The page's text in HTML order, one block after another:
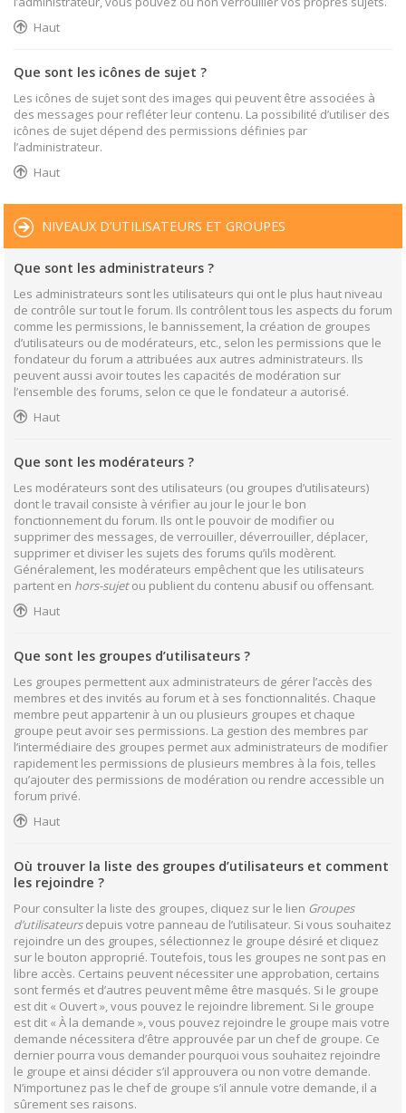
Haut
Que sont les icônes de sujet ?
Les icônes de sujet sont des images qui peuvent être associées à
des messages pour refléter leur contenu. La possibilité d’utiliser des
icônes de sujet dépend des permissions définies par
l’administrateur.
Haut
NIVEAUX D’UTILISATEURS ET GROUPES
Que sont les administrateurs ?
Les administrateurs sont les utilisateurs qui ont le plus haut niveau
de contrôle sur tout le forum. Ils contrôlent tous les aspects du forum
comme les permissions, le bannissement, la création de groupes
d’utilisateurs ou de modérateurs, etc., selon les permissions que le
fondateur du forum a attribuées aux autres administrateurs. Ils
peuvent aussi avoir toutes les capacités de modération sur
l’ensemble des forums, selon ce que le fondateur a autorisé.
Haut
Que sont les modérateurs ?
Les modérateurs sont des utilisateurs (ou groupes d’utilisateurs)
dont le travail consiste à vérifier au jour le jour le bon
fonctionnement du forum. Ils ont le pouvoir de modifier ou
supprimer des messages, de verrouiller, déverrouiller, déplacer,
supprimer et diviser les sujets des forums qu’ils modèrent.
Généralement, les modérateurs empêchent que les utilisateurs
partent en hors-sujetou publient du contenu abusif ou offensant.
Haut
Que sont les groupes d’utilisateurs ?
Les groupes permettent aux administrateurs de gérer l’accès des
membres et des invités au forum et à ses fonctionnalités. Chaque
membre peut appartenir à un ou plusieurs groupes et chaque
groupe peut avoir ses permissions. La gestion des membres par
l’intermédiaire des groupes permet aux administrateurs de modifier
rapidement les permissions de plusieurs membres à la fois, telles
qu’ajouter des permissions de modération ou rendre accessible un
forum privé.
Haut
Où trouver la liste des groupes d’utilisateurs et comment
les rejoindre ?
Pour consulter la liste des groupes, cliquez sur le lien Groupes
d’utilisateursdepuis votre panneau de l’utilisateur. Si vous souhaitez
rejoindre un des groupes, sélectionnez le groupe désiré et cliquez
sur le bouton approprié. Toutefois, tous les groupes ne sont pas en
libre accès. Certains peuvent nécessiter une approbation, certains
sont fermés et d’autres peuvent même être masqués. Si le groupe
est dit « Ouvert », vous pouvez le rejoindre librement. Si le groupe
est dit « À la demande », vous pouvez rejoindre le groupe mais votre
demande nécessitera d’être approuvée par un chef de groupe. Ce
dernier pourra vous demander pourquoi vous souhaitez rejoindre
le groupe et ainsi décider s’il approuvera ou non votre demande.
N’importunez pas le chef de groupe s’il annule votre demande, il a
sûrement ses raisons.